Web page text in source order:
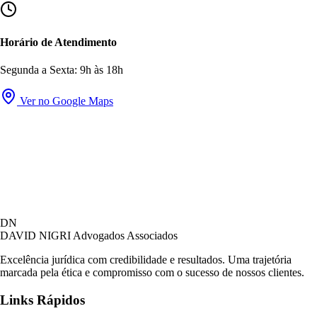
Horário de Atendimento
Segunda a Sexta: 9h às 18h
Ver no Google Maps
DN
DAVID NIGRI Advogados Associados
Excelência jurídica com credibilidade e resultados. Uma trajetória
marcada pela ética e compromisso com o sucesso de nossos clientes.
Links Rápidos
Online agora
Para que possamos ajudá-lo, por favor, informe